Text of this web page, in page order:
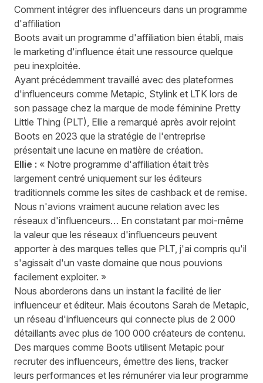
Comment intégrer des influenceurs dans un programme
d'affiliation
Boots avait un programme d'affiliation bien établi, mais
le marketing d'influence était une ressource quelque
peu inexploitée.
Ayant précédemment travaillé avec des plateformes
d'influenceurs comme Metapic, Stylink et LTK lors de
son passage chez la marque de mode féminine Pretty
Little Thing (PLT), Ellie a remarqué après avoir rejoint
Boots en 2023 que la stratégie de l'entreprise
présentait une lacune en matière de création.
Ellie : « Notre programme d'affiliation était très
largement centré uniquement sur les éditeurs
traditionnels comme les sites de cashback et de remise.
Nous n'avions vraiment aucune relation avec les
réseaux d'influenceurs… En constatant par moi-même
la valeur que les réseaux d'influenceurs peuvent
apporter à des marques telles que PLT, j'ai compris qu'il
s'agissait d'un vaste domaine que nous pouvions
facilement exploiter. »
Nous aborderons dans un instant la facilité de lier
influenceur et éditeur. Mais écoutons Sarah de Metapic,
un réseau d'influenceurs qui connecte plus de 2 000
détaillants avec plus de 100 000 créateurs de contenu.
Des marques comme Boots utilisent Metapic pour
recruter des influenceurs, émettre des liens, tracker
leurs performances et les rémunérer via leur programme